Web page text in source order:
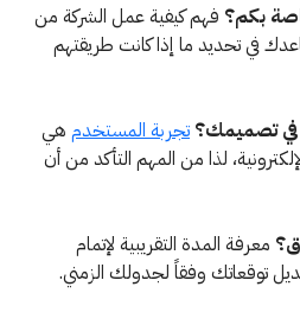
بكم؟ فهم كيفية عمل الشركة من
في تحديد ما إذا كانت طريقتهم
في تصميمك؟ تجربة المستخدم هي
لذا من المهم التأكد من أن
معرفة المدة التقريبية لإتمام
توقعاتك وفقاً لجدولك الزمني.